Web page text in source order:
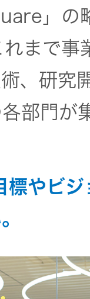
」の
まで事
、研究
部門が
やビジ